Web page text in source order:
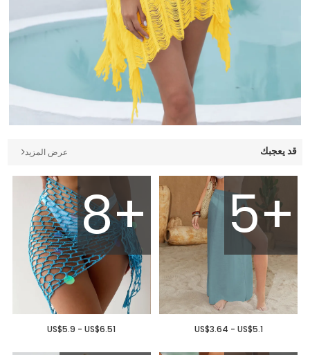
قد يعجبك عرض المزيد
5+
US$3.64 - US$5.1
8+
US$5.9 - US$6.51